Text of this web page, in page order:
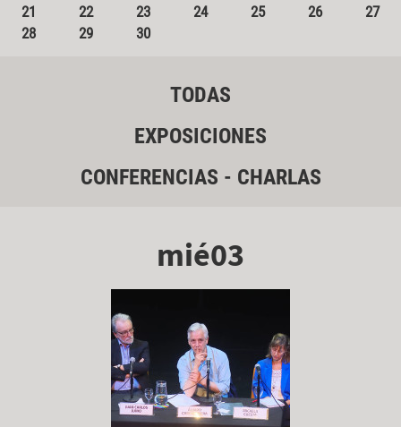
21
22 23 24 25 26
27
28
29 30
TODAS
EXPOSICIONES
CONFERENCIAS - CHARLAS
mié03